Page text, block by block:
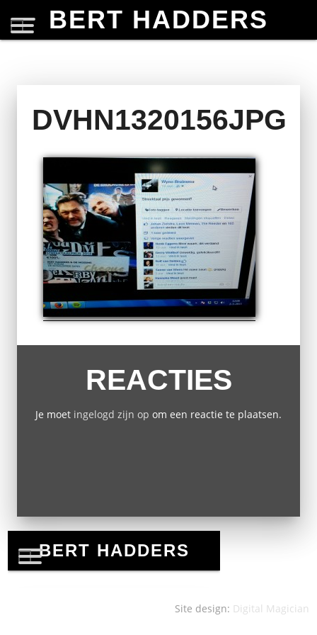
BERT HADDERS
DVHN1320156JPG
REACTIES
Je moet ingelogd zijn op om een reactie te plaatsen.
Site design: Digital Magician